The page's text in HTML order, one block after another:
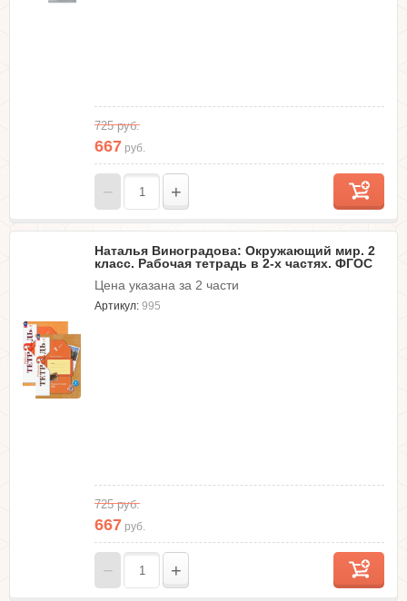
725руб.
667 руб.
− +
Наталья Виноградова: Окружающий мир. 2
класс. Рабочая тетрадь в 2-х частях. ФГОС
Цена указана за 2 части
Артикул: 995
725руб.
667 руб.
− +